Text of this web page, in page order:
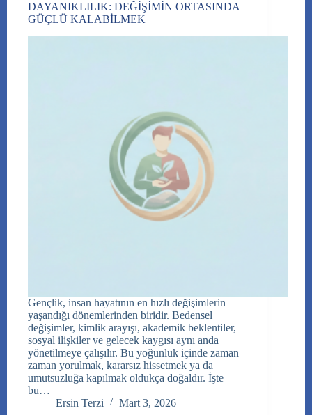
DAYANIKLILIK: DEĞİŞİMİN ORTASINDA
GÜÇLÜ KALABİLMEK
Gençlik, insan hayatının en hızlı değişimlerin
yaşandığı dönemlerinden biridir. Bedensel
değişimler, kimlik arayışı, akademik beklentiler,
sosyal ilişkiler ve gelecek kaygısı aynı anda
yönetilmeye çalışılır. Bu yoğunluk içinde zaman
zaman yorulmak, kararsız hissetmek ya da
umutsuzluğa kapılmak oldukça doğaldır. İşte
bu…
Ersin Terzi
Mart 3, 2026